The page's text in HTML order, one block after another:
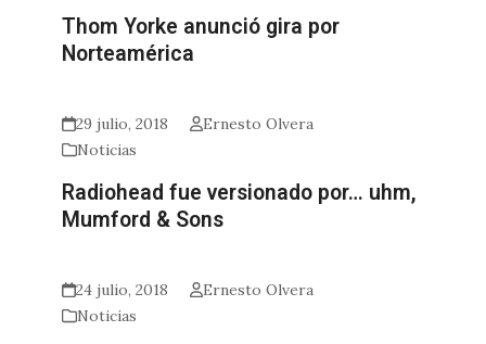
Thom Yorke anunció gira por
Norteamérica
29 julio, 2018
Ernesto Olvera
Noticias
Radiohead fue versionado por… uhm,
Mumford & Sons
24 julio, 2018
Ernesto Olvera
Noticias